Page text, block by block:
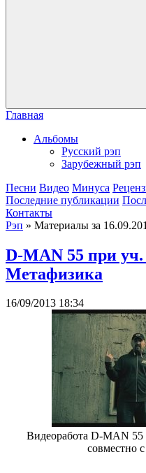
Главная
Альбомы
Русский рэп
Зарубежный рэп
Песни Видео Минуса
Последние публикации
Контакты
Рэп » Материалы за
D-MAN 55 при
Метафизика
16/09/2013 18:34
Видеоработа D-MAN
совместно